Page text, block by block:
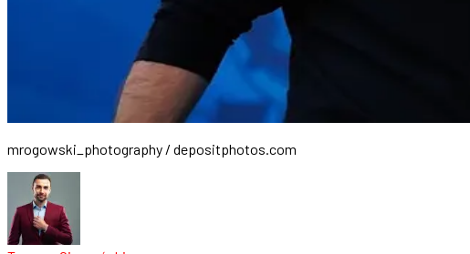
mrogowski_photography / depositphotos.com